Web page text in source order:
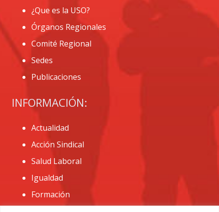
¿Que es la USO?
Órganos Regionales
Comité Regional
Sedes
Publicaciones
INFORMACIÓN:
Actualidad
Acción Sindical
Salud Laboral
Igualdad
Formación